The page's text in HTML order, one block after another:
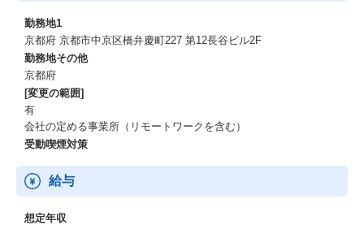
勤務地1
京都府 京都市中京区橋弁慶町227 第12長谷ビル2F
勤務地その他
京都府
[変更の範囲]
有
会社の定める事業所（リモートワークを含む）
受動喫煙対策
給与
想定年収